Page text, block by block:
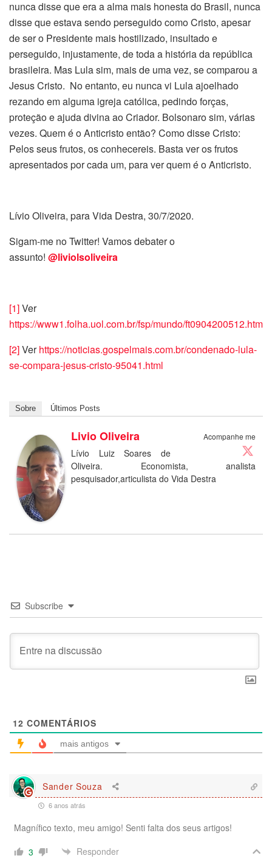
nunca disse que era a alma mais honesta do Brasil, nunca
disse que estava sendo perseguido como Cristo, apesar
de ser o Presidente mais hostilizado, insultado e
perseguido, injustamente, de toda a história da república
brasileira. Mas Lula sim, mais de uma vez, se comparou a
Jesus Cristo. No entanto, eu nunca vi Lula ajoelhado
rezando em alguma igreja católica, pedindo forças,
proteção e ajuda divina ao Criador. Bolsonaro sim, várias
vezes. Quem é o Anticristo então? Como disse Cristo:
Pelos seus frutos, os conhecereis. Basta ver os frutos
apresentados por cada um, para ver quem é o Anticristo.
Lívio Oliveira, para Vida Destra, 30/7/2020.
Sigam-me no Twitter! Vamos debater o
assunto! @liviolsoliveira
[1]Ver
https://www1.folha.uol.com.br/fsp/mundo/ft0904200512.htm
[2]Verhttps://noticias.gospelmais.com.br/condenado-lula-
se-compara-jesus-cristo-95041.html
Sobre Últimos Posts
Acompanhe me
Livio Oliveira
Lívio Luiz Soares de
Oliveira. Economista, analista
pesquisador,articulista do Vida Destra
Subscribe
12 COMENTÁRIOS
mais antigos
Sander Souza
6 anos atrás
Magnífico texto, meu amigo! Senti falta dos seus artigos!
3
Responder